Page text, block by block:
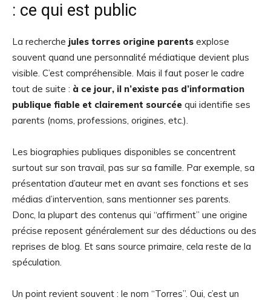
: ce qui est public
La recherche jules torres origine parents explose
souvent quand une personnalité médiatique devient plus
visible. C’est compréhensible. Mais il faut poser le cadre
tout de suite : à ce jour, il n’existe pas d’information
publique fiable et clairement sourcée qui identifie ses
parents (noms, professions, origines, etc.).
Les biographies publiques disponibles se concentrent
surtout sur son travail, pas sur sa famille. Par exemple, sa
présentation d’auteur met en avant ses fonctions et ses
médias d’intervention, sans mentionner ses parents.
Donc, la plupart des contenus qui “affirment” une origine
précise reposent généralement sur des déductions ou des
reprises de blog. Et sans source primaire, cela reste de la
spéculation.
Un point revient souvent : le nom “Torres”. Oui, c’est un